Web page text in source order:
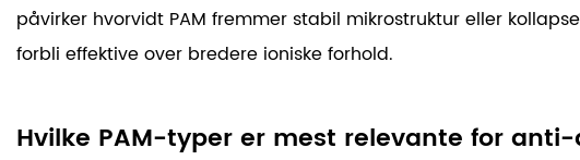
påvirker hvorvidt PAM fremmer stabil mikrostruktur eller
forbli effektive over bredere ioniske forhold.
Hvilke PAM-typer er mest relevante for